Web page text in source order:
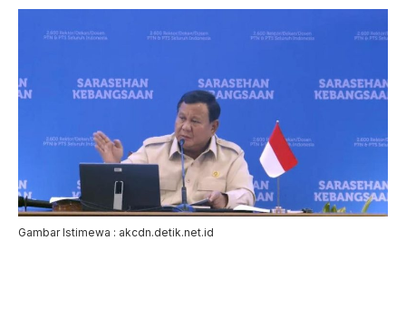
Gambar Istimewa : akcdn.detik.net.id